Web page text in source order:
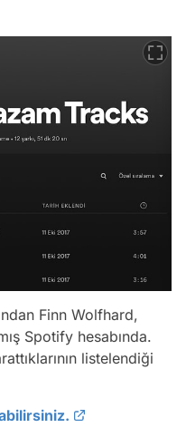
Finn Wolfhard,
Spotify hesabında.
listelendiği